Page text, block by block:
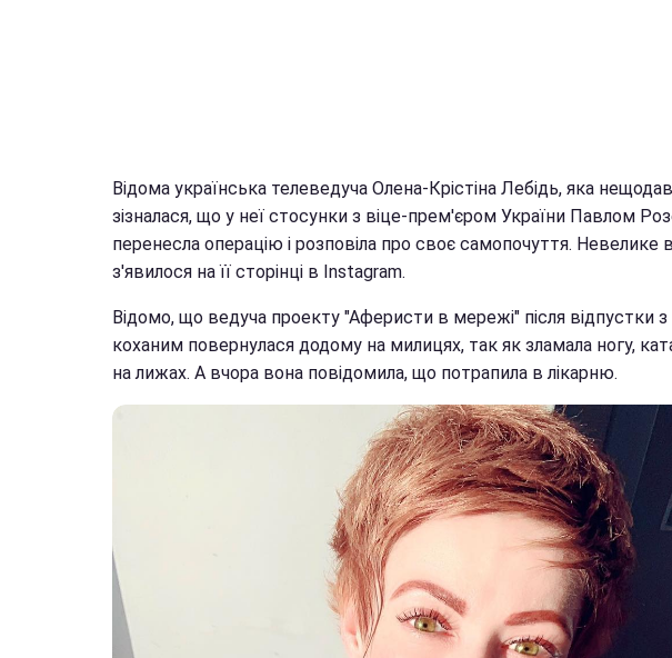
Відома українська телеведуча Олена-Крістіна Лебідь, яка
зізналася, що у неї стосунки з віце-прем'єром України Павлом
перенесла операцію і розповіла про своє самопочуття. Невелике
з'явилося на її сторінці в Instagram.
Відомо, що ведуча проекту "Аферисти в мережі" після відпустки з
коханим повернулася додому на милицях, так як зламала ногу,
на лижах. А вчора вона повідомила, що потрапила в лікарню.